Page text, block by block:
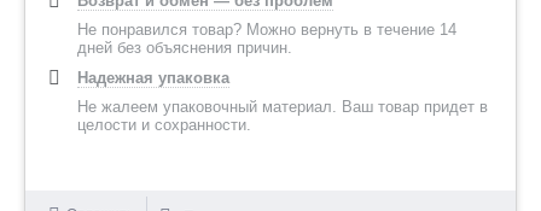
Не понравился товар? Можно вернуть в течение 14
дней без объяснения причин.
Надежная упаковка
Не жалеем упаковочный материал. Ваш товар придет в
целости и сохранности.